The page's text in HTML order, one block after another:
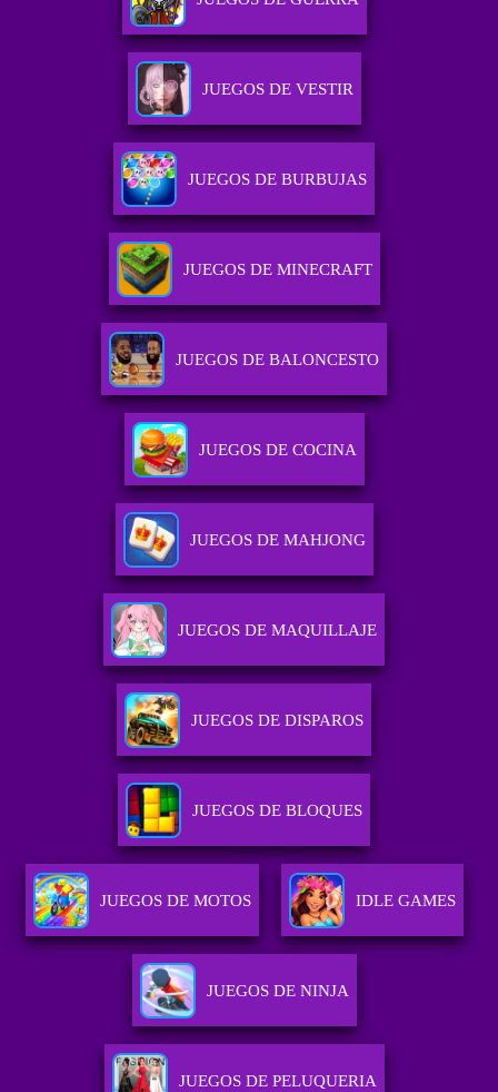
JUEGOS DE VESTIR
JUEGOS DE BURBUJAS
JUEGOS DE MINECRAFT
JUEGOS DE BALONCESTO
JUEGOS DE COCINA
JUEGOS DE MAHJONG
JUEGOS DE MAQUILLAJE
JUEGOS DE DISPAROS
JUEGOS DE BLOQUES
JUEGOS DE MOTOS IDLE GAMES
JUEGOS DE NINJA
JUEGOS DE PELUQUERIA